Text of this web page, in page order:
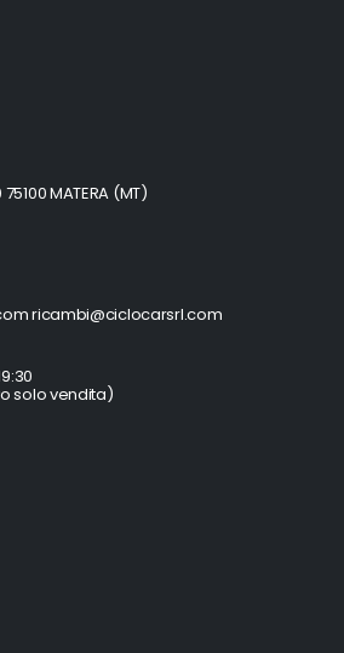
MATERA (MT)
ricambi@ciclocarsrl.com
solo vendita)